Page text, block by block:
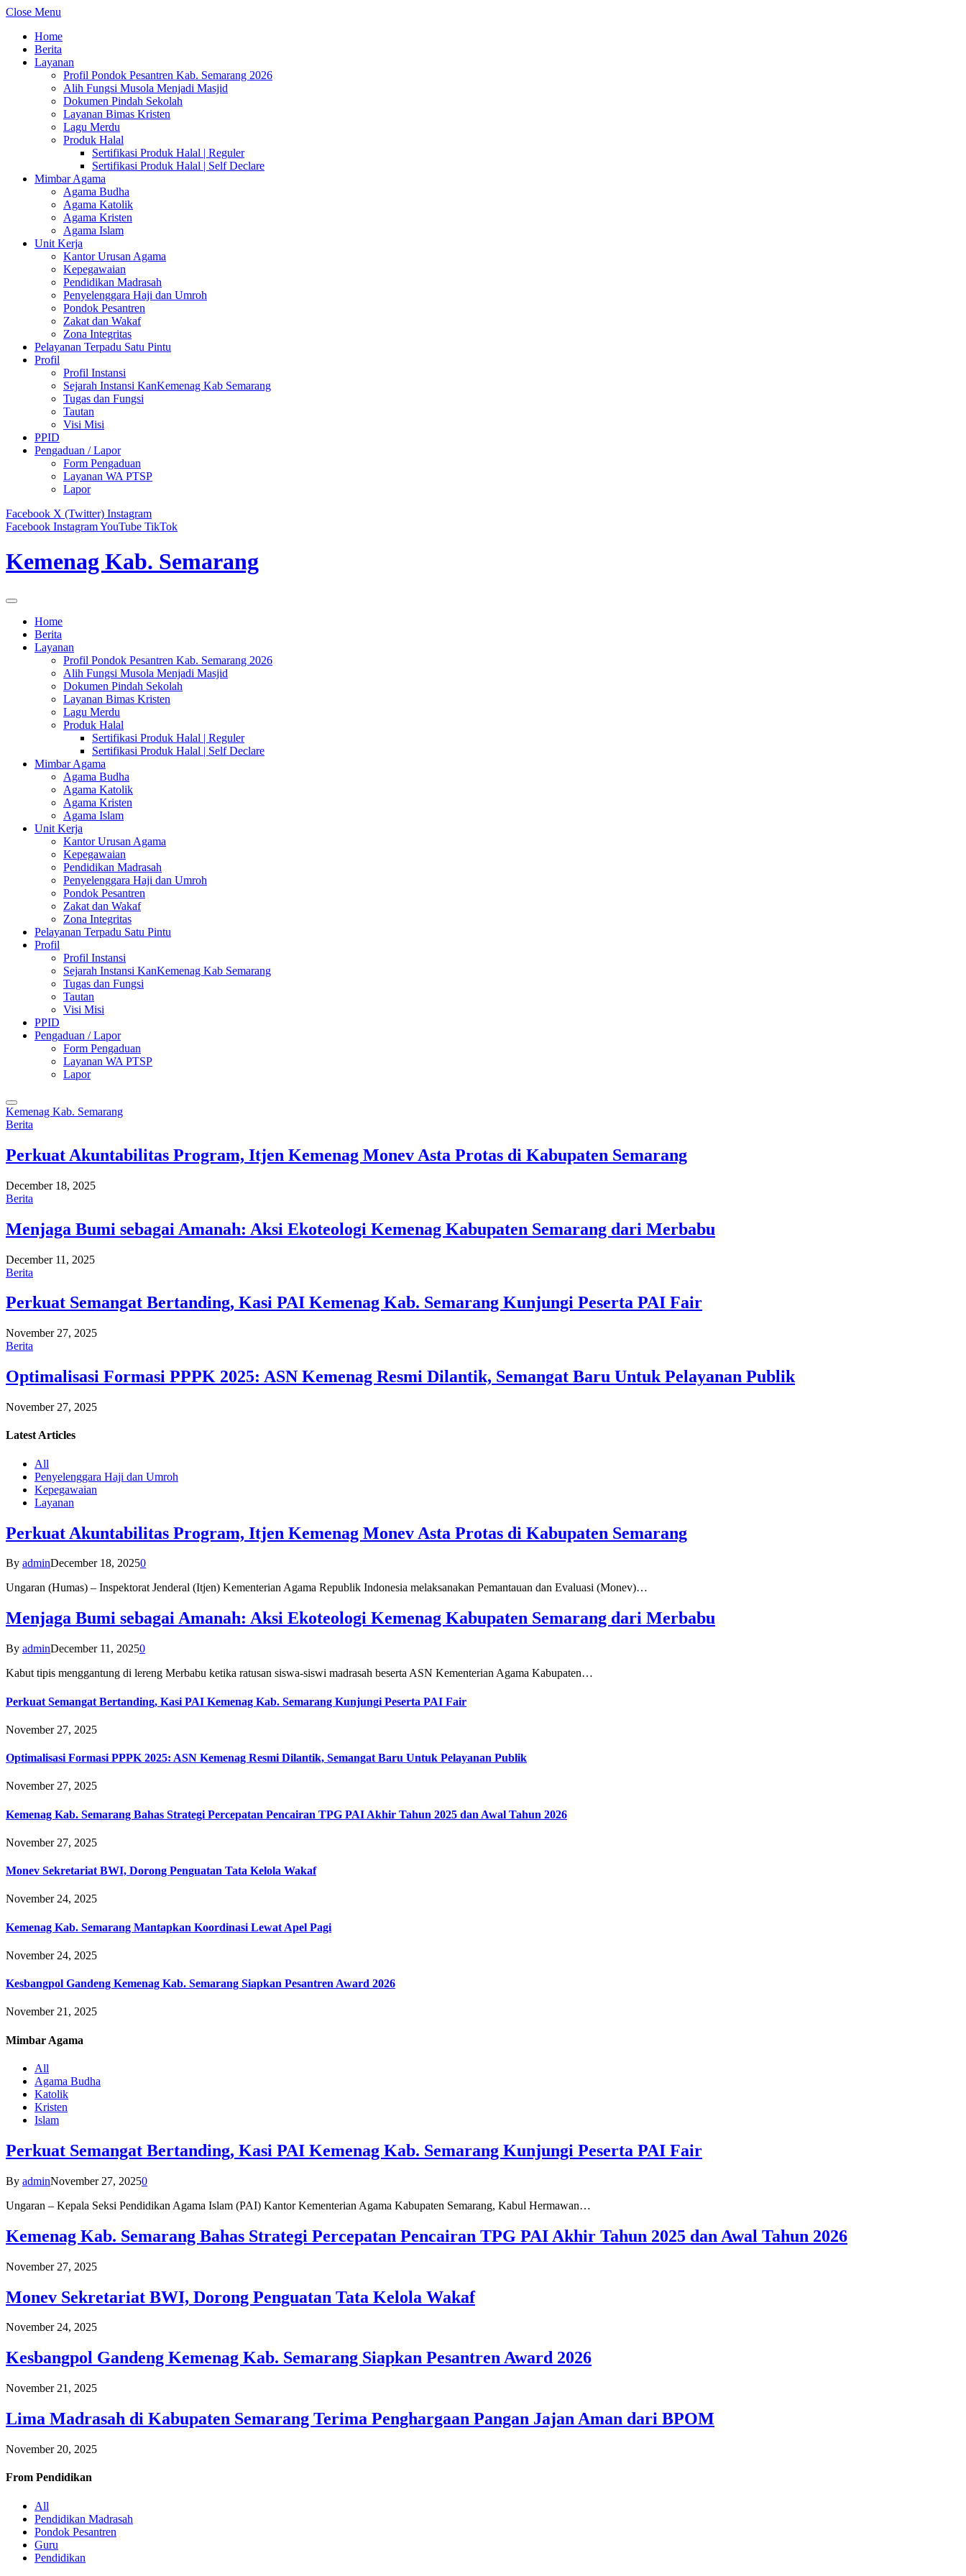
Close Menu
Home
Berita
Layanan
Profil Pondok Pesantren Kab. Semarang 2026
Alih Fungsi Musola Menjadi Masjid
Dokumen Pindah Sekolah
Layanan Bimas Kristen
Lagu Merdu
Produk Halal
Sertifikasi Produk Halal | Reguler
Sertifikasi Produk Halal | Self Declare
Mimbar Agama
Agama Budha
Agama Katolik
Agama Kristen
Agama Islam
Unit Kerja
Kantor Urusan Agama
Kepegawaian
Pendidikan Madrasah
Penyelenggara Haji dan Umroh
Pondok Pesantren
Zakat dan Wakaf
Zona Integritas
Pelayanan Terpadu Satu Pintu
Profil
Profil Instansi
Sejarah Instansi KanKemenag Kab Semarang
Tugas dan Fungsi
Tautan
Visi Misi
PPID
Pengaduan / Lapor
Form Pengaduan
Layanan WA PTSP
Lapor
Facebook X (Twitter) Instagram
Facebook InstagramYouTube TikTok
Kemenag Kab. Semarang
Home
Berita
Layanan
Profil Pondok Pesantren Kab. Semarang 2026
Alih Fungsi Musola Menjadi Masjid
Dokumen Pindah Sekolah
Layanan Bimas Kristen
Lagu Merdu
Produk Halal
Sertifikasi Produk Halal | Reguler
Sertifikasi Produk Halal | Self Declare
Mimbar Agama
Agama Budha
Agama Katolik
Agama Kristen
Agama Islam
Unit Kerja
Kantor Urusan Agama
Kepegawaian
Pendidikan Madrasah
Penyelenggara Haji dan Umroh
Pondok Pesantren
Zakat dan Wakaf
Zona Integritas
Pelayanan Terpadu Satu Pintu
Profil
Profil Instansi
Sejarah Instansi KanKemenag Kab Semarang
Tugas dan Fungsi
Tautan
Visi Misi
PPID
Pengaduan / Lapor
Form Pengaduan
Layanan WA PTSP
Lapor
Kemenag Kab. Semarang
Berita
Perkuat Akuntabilitas Program, Itjen Kemenag Monev Asta Protas di Kabupaten Semarang
December 18, 2025
Berita
Menjaga Bumi sebagai Amanah: Aksi Ekoteologi Kemenag Kabupaten Semarang dari Merbabu
December 11, 2025
Berita
Perkuat Semangat Bertanding, Kasi PAI Kemenag Kab. Semarang Kunjungi Peserta PAI Fair
November 27, 2025
Berita
Optimalisasi Formasi PPPK 2025: ASN Kemenag Resmi Dilantik, Semangat Baru Untuk Pelayanan Publik
November 27, 2025
Latest Articles
All
Penyelenggara Haji dan Umroh
Kepegawaian
Layanan
Perkuat Akuntabilitas Program, Itjen Kemenag Monev Asta Protas di Kabupaten Semarang
By adminDecember 18, 20250
Ungaran (Humas) – Inspektorat Jenderal (Itjen) Kementerian Agama Republik Indonesia melaksanakan Pemantauan dan Evaluasi (Monev)…
Menjaga Bumi sebagai Amanah: Aksi Ekoteologi Kemenag Kabupaten Semarang dari Merbabu
By adminDecember 11, 20250
Kabut tipis menggantung di lereng Merbabu ketika ratusan siswa-siswi madrasah beserta ASN Kementerian Agama Kabupaten…
Perkuat Semangat Bertanding, Kasi PAI Kemenag Kab. Semarang Kunjungi Peserta PAI Fair
November 27, 2025
Optimalisasi Formasi PPPK 2025: ASN Kemenag Resmi Dilantik, Semangat Baru Untuk Pelayanan Publik
November 27, 2025
Kemenag Kab. Semarang Bahas Strategi Percepatan Pencairan TPG PAI Akhir Tahun 2025 dan Awal Tahun 2026
November 27, 2025
Monev Sekretariat BWI, Dorong Penguatan Tata Kelola Wakaf
November 24, 2025
Kemenag Kab. Semarang Mantapkan Koordinasi Lewat Apel Pagi
November 24, 2025
Kesbangpol Gandeng Kemenag Kab. Semarang Siapkan Pesantren Award 2026
November 21, 2025
Mimbar Agama
All
Agama Budha
Katolik
Kristen
Islam
Perkuat Semangat Bertanding, Kasi PAI Kemenag Kab. Semarang Kunjungi Peserta PAI Fair
By adminNovember 27, 20250
Ungaran – Kepala Seksi Pendidikan Agama Islam (PAI) Kantor Kementerian Agama Kabupaten Semarang, Kabul Hermawan…
Kemenag Kab. Semarang Bahas Strategi Percepatan Pencairan TPG PAI Akhir Tahun 2025 dan Awal Tahun 2026
November 27, 2025
Monev Sekretariat BWI, Dorong Penguatan Tata Kelola Wakaf
November 24, 2025
Kesbangpol Gandeng Kemenag Kab. Semarang Siapkan Pesantren Award 2026
November 21, 2025
Lima Madrasah di Kabupaten Semarang Terima Penghargaan Pangan Jajan Aman dari BPOM
November 20, 2025
From Pendidikan
All
Pendidikan Madrasah
Pondok Pesantren
Guru
Pendidikan